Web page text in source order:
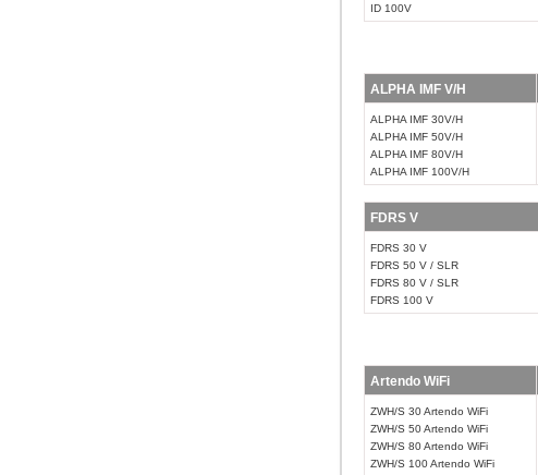
ID 100V
ALPHA IMF V/H
ALPHA IMF 30V/H
ALPHA IMF 50V/H
ALPHA IMF 80V/H
ALPHA IMF 100V/H
FDRS V
FDRS 30 V
FDRS 50 V / SLR
FDRS 80 V / SLR
FDRS 100 V
Artendo WiFi
ZWH/S 30 Artendo WiFi
ZWH/S 50 Artendo WiFi
ZWH/S 80 Artendo WiFi
ZWH/S 100 Artendo WiFi